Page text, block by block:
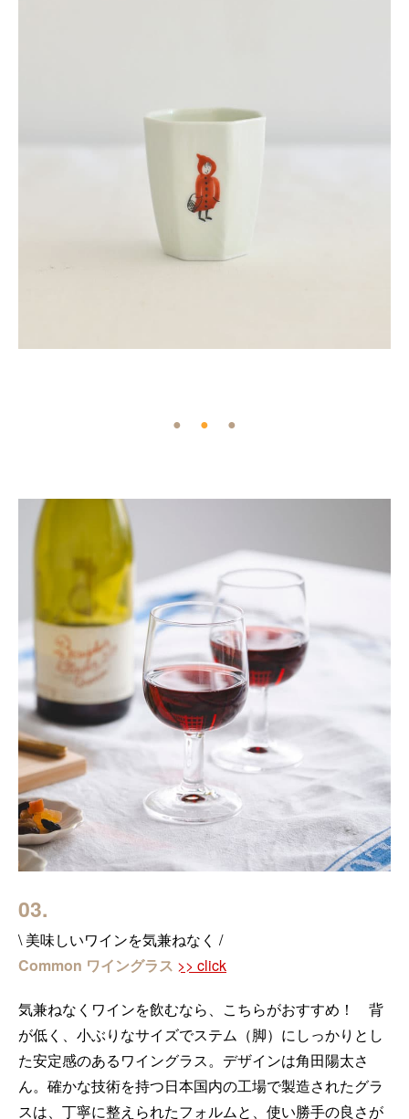
● ● ●
03.
\ 美味しいワインを気兼ねなく /
Common ワイングラス >> click
気兼ねなくワインを飲むなら、こちらがおすすめ！ 背
が低く、小ぶりなサイズでステム（脚）にしっかりとし
た安定感のあるワイングラス。デザインは角田陽太さ
ん。確かな技術を持つ日本国内の工場で製造されたグラ
スは、丁寧に整えられたフォルムと、使い勝手の良さが